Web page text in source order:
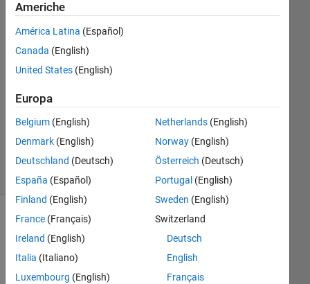
Cverb
2017
1
Risposta
Aggiornato
2021
46
Visualizzazioni
(30 giorni)
Americhe
América Latina (Español)
Canada (English)
United States (English)
Europa
Belgium (English)
Denmark (English)
Deutschland (Deutsch)
España (Español)
Finland (English)
France (Français)
Ireland (English)
Italia (Italiano)
Luxembourg (English)
Netherlands(English)
Norway(English)
Österreich (Deutsch)
Portugal (English)
Sweden (English)
Switzerland
Deutsch
English
Français